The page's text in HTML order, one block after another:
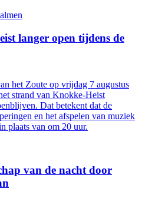
langer open tijdens de
het Zoute op vrijdag 7 augustus
strand van Knokke-Heist
Dat betekent dat de
en het afspelen van muziek
plaats van om 20 uur.
van de nacht door